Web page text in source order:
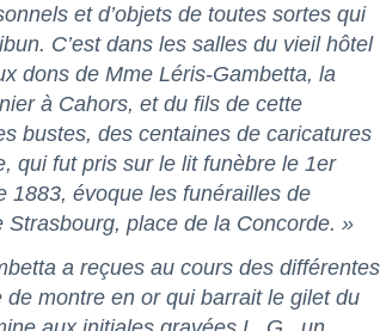
et d’objets de toutes sortes qui
C’est dans les salles du vieil hôtel
dons de Mme Léris-Gambetta, la
à Cahors, et du fils de cette
bustes, des centaines de caricatures
qui fut pris sur le lit funèbre le 1er
1883, évoque les funérailles de
place de la Concorde. »
a reçues au cours des différentes
montre en or qui barrait le gilet du